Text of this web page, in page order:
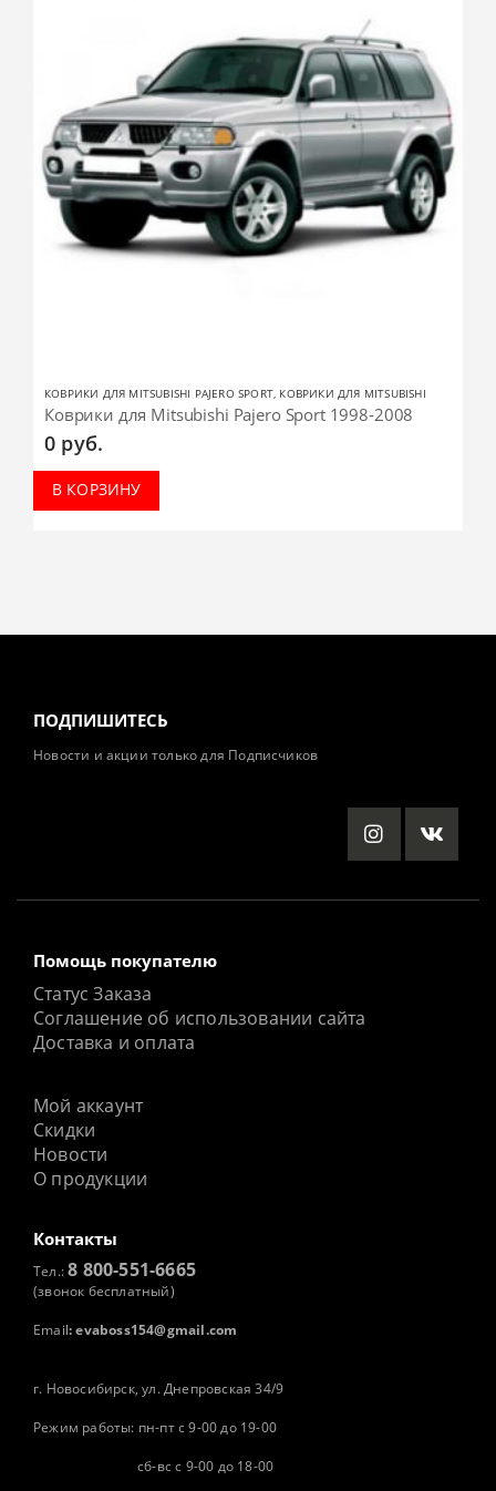
КОВРИКИ ДЛЯ MITSUBISHI PAJERO SPORT, КОВРИКИ ДЛЯ MITSUBISHI
Коврики для Mitsubishi Pajero Sport 1998-2008
0 руб.
В КОРЗИНУ
ПОДПИШИТЕСЬ
Новости и акции только для Подписчиков
Помощь покупателю
Статус Заказа
Соглашение об использовании сайта
Доставка и оплата
Мой аккаунт
Скидки
Новости
О продукции
Контакты
Тел.:8 800-551-6665
(звонок бесплатный)
Email: evaboss154@gmail.com
г. Новосибирск, ул. Днепровская 34/9
Режим работы: пн-пт с 9-00 до 19-00
сб-вс с 9-00 до 18-00